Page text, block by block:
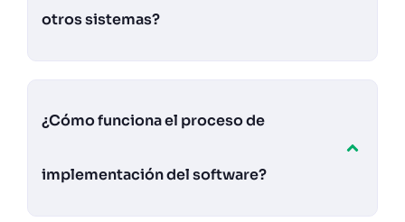
otros sistemas?
¿Cómo funciona el proceso de
implementación del software?